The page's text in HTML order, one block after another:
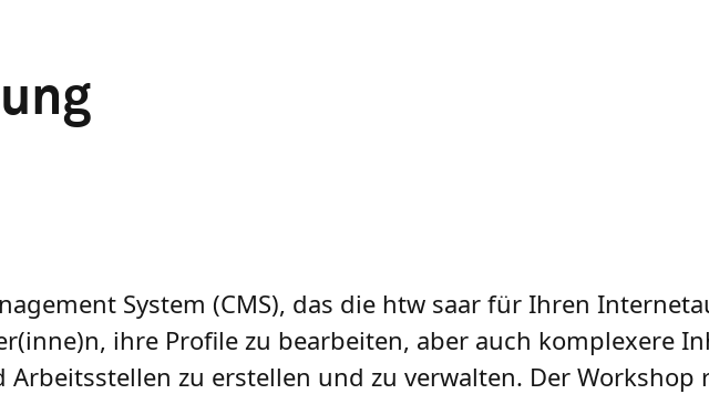
System (CMS), das die htw saar für Ihren
ihre Profile zu bearbeiten, aber auch komplexere
Arbeitsstellen zu erstellen und zu verwalten. Der Workshop